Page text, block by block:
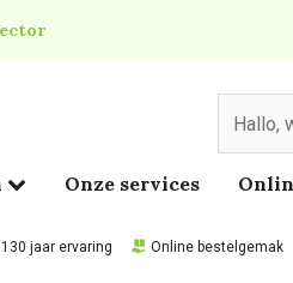
Onze services
130 jaar ervaring Online bestelgemak